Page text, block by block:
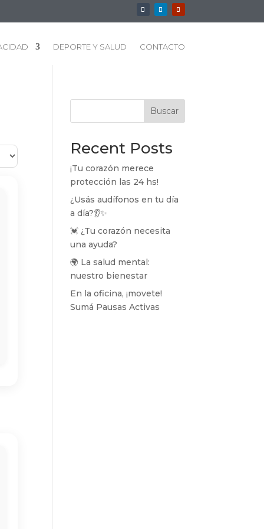
DEPORTE Y SALUD CONTACTO
Buscar
Recent Posts
¡Tu corazón merece
protección las 24 hs!
¿Usás audífonos en tu día
a día?👂✨
💓 ¿Tu corazón necesita
una ayuda?
🌍 La salud mental:
nuestro bienestar
En la oficina, ¡movete!
Sumá Pausas Activas